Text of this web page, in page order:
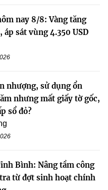
nay 8/8: Vàng tăng
áp sát vùng 4.350 USD
nhượng, sử dụng ổn
nhưng mất giấy tờ gốc,
sổ đỏ?
Bình: Nâng tầm công
từ đợt sinh hoạt chính